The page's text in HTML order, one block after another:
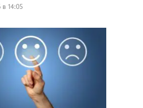
в 14:05